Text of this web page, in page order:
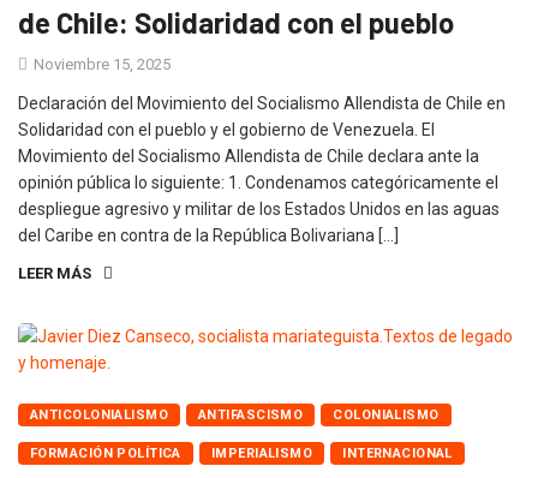
de Chile: Solidaridad con el pueblo
Noviembre 15, 2025
Declaración del Movimiento del Socialismo Allendista de Chile en
Solidaridad con el pueblo y el gobierno de Venezuela. El
Movimiento del Socialismo Allendista de Chile declara ante la
opinión pública lo siguiente: 1. Condenamos categóricamente el
despliegue agresivo y militar de los Estados Unidos en las aguas
del Caribe en contra de la República Bolivariana […]
LEER MÁS
ANTICOLONIALISMO ANTIFASCISMO COLONIALISMO
FORMACIÓN POLÍTICA IMPERIALISMO INTERNACIONAL